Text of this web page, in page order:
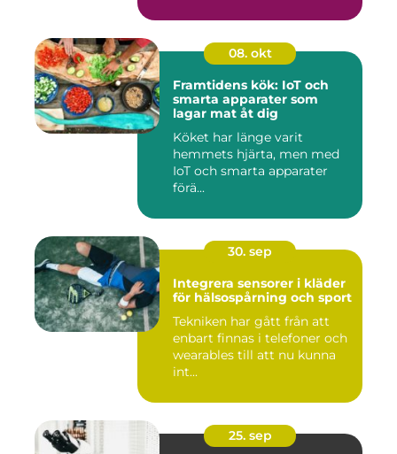
08. okt
Framtidens kök: IoT och
smarta apparater som
lagar mat åt dig
Köket har länge varit
hemmets hjärta, men med
IoT och smarta apparater
förä...
30. sep
Integrera sensorer i kläder
för hälsospårning och sport
Tekniken har gått från att
enbart finnas i telefoner och
wearables till att nu kunna
int...
25. sep